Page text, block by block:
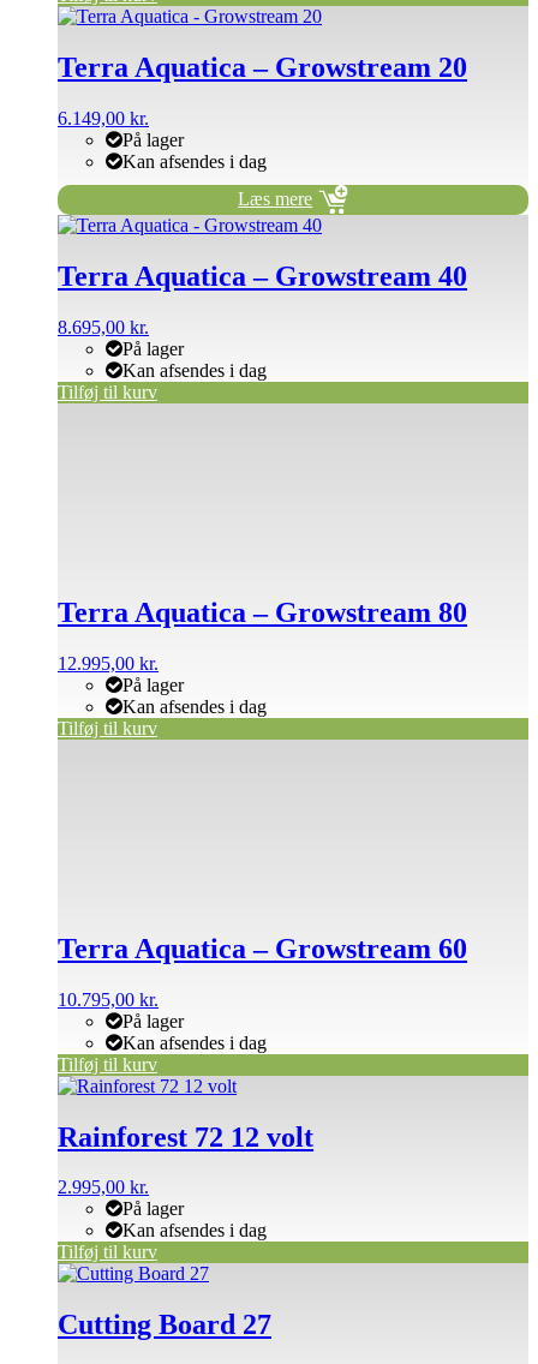
Terra Aquatica – Growstream 20
6.149,00 kr.
På lager
Kan afsendes i dag
Læs mere
Terra Aquatica – Growstream 40
8.695,00 kr.
På lager
Kan afsendes i dag
Tilføj til kurv
Terra Aquatica – Growstream 80
12.995,00 kr.
På lager
Kan afsendes i dag
Tilføj til kurv
Terra Aquatica – Growstream 60
10.795,00 kr.
På lager
Kan afsendes i dag
Tilføj til kurv
Rainforest 72 12 volt
2.995,00 kr.
På lager
Kan afsendes i dag
Tilføj til kurv
Cutting Board 27